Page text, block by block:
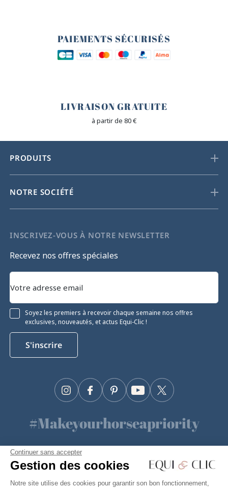
Continuer sans accepter
Gestion des cookies
Notre site utilise des cookies pour garantir son bon fonctionnement,
PAIEMENTS SÉCURISÉS
LIVRAISON GRATUITE
à partir de 80 €
PRODUITS
NOTRE SOCIÉTÉ
INSCRIVEZ-VOUS À NOTRE NEWSLETTER
Recevez nos offres spéciales
Soyez les premiers à recevoir chaque semaine nos offres
exclusives, nouveautés, et actus Equi-Clic !
S'inscrire
Facebook Twitter
YouTube
Pinterest
Instagram
#Makeyourhorseapriority
🫶
Equiclic © 2026